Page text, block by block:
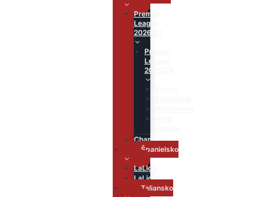
Premier
League
2026/27
Premier
League
2025/26
Championship
Španielsko
LaLiga
LaLiga2
Taliansko